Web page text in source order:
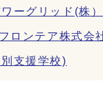
ーグリッド(株
ロンテア株式会
支援学校)